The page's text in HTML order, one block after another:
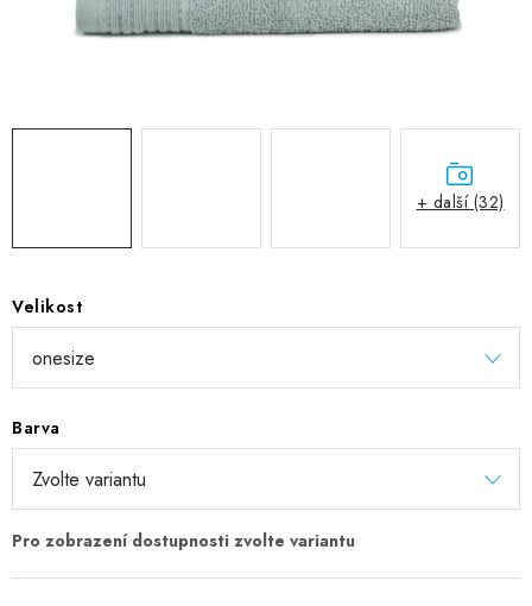
TEXTIL S VLASTNÍM POTISKEM
Jak nakupovat Potisk textilu/výšivka
Výměna/vrácení zboží
Obchodní podmínky
GDPR + cookies
Velikost
Barva
+ další (32)